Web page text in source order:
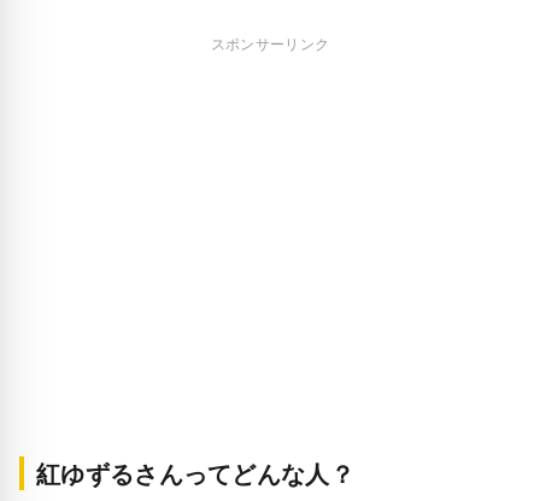
スポンサーリンク
紅ゆずるさんってどんな人？